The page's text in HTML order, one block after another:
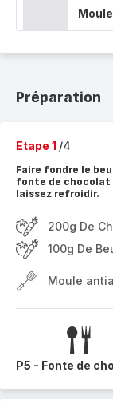
Préparation
Etape 1 /4
Faire fondre le
fonte de chocolat
laissez refroidir.
200g De
100g De
Moule
P5 - Fonte de